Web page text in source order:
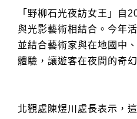
「野柳石光夜訪女王」自
與光影藝術相結合。今年
並結合藝術家與在地國中
體驗，讓遊客在夜間的奇
北觀處陳煜川處長表示，